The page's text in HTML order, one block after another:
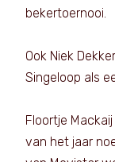
bekertoernooi.
Ook Niek
Singeloop als
Floortje
van het jaar